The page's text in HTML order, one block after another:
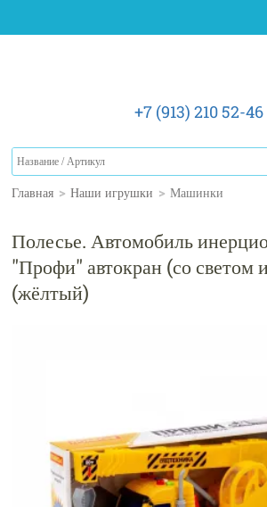
+7 (913) 210 52-46
Главная > Наши игрушки > Машинки
Полесье. Автомобиль
"Профи" автокран (со светом
(жёлтый)